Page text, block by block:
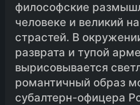
философские
человеке и великий
страстей. В
разврата и тупой
вырисовывается
романтичный образ
субалтерн-офицера